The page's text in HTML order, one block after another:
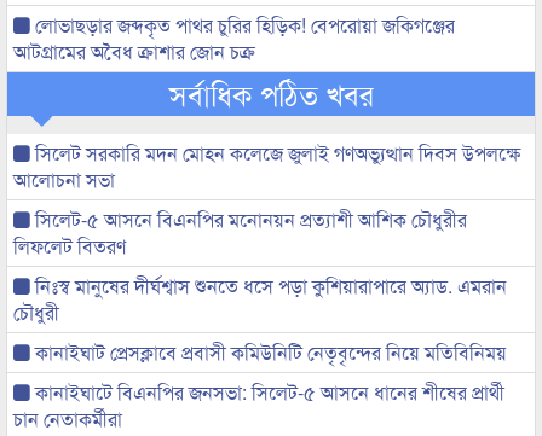
লোভাছড়ার জব্দকৃত পাথর চুরির হিড়িক! বেপরোয়া জকিগঞ্জের
আটগ্রামের অবৈধ ক্রাশার জোন চক্র
সর্বাধিক পঠিত খবর
সিলেট সরকারি মদন মোহন কলেজে জুলাই গণঅভ্যুত্থান দিবস উপলক্ষে
আলোচনা সভা
সিলেট-৫ আসনে বিএনপির মনোনয়ন প্রত্যাশী আশিক চৌধুরীর
লিফলেট বিতরণ
নিঃস্ব মানুষের দীর্ঘশ্বাস শুনতে ধসে পড়া কুশিয়ারাপারে অ্যাড. এমরান
চৌধুরী
কানাইঘাট প্রেসক্লাবে প্রবাসী কমিউনিটি নেতৃবৃন্দের নিয়ে মতিবিনিময়
কানাইঘাটে বিএনপির জনসভা: সিলেট-৫ আসনে ধানের শীষের প্রার্থী
চান নেতাকর্মীরা